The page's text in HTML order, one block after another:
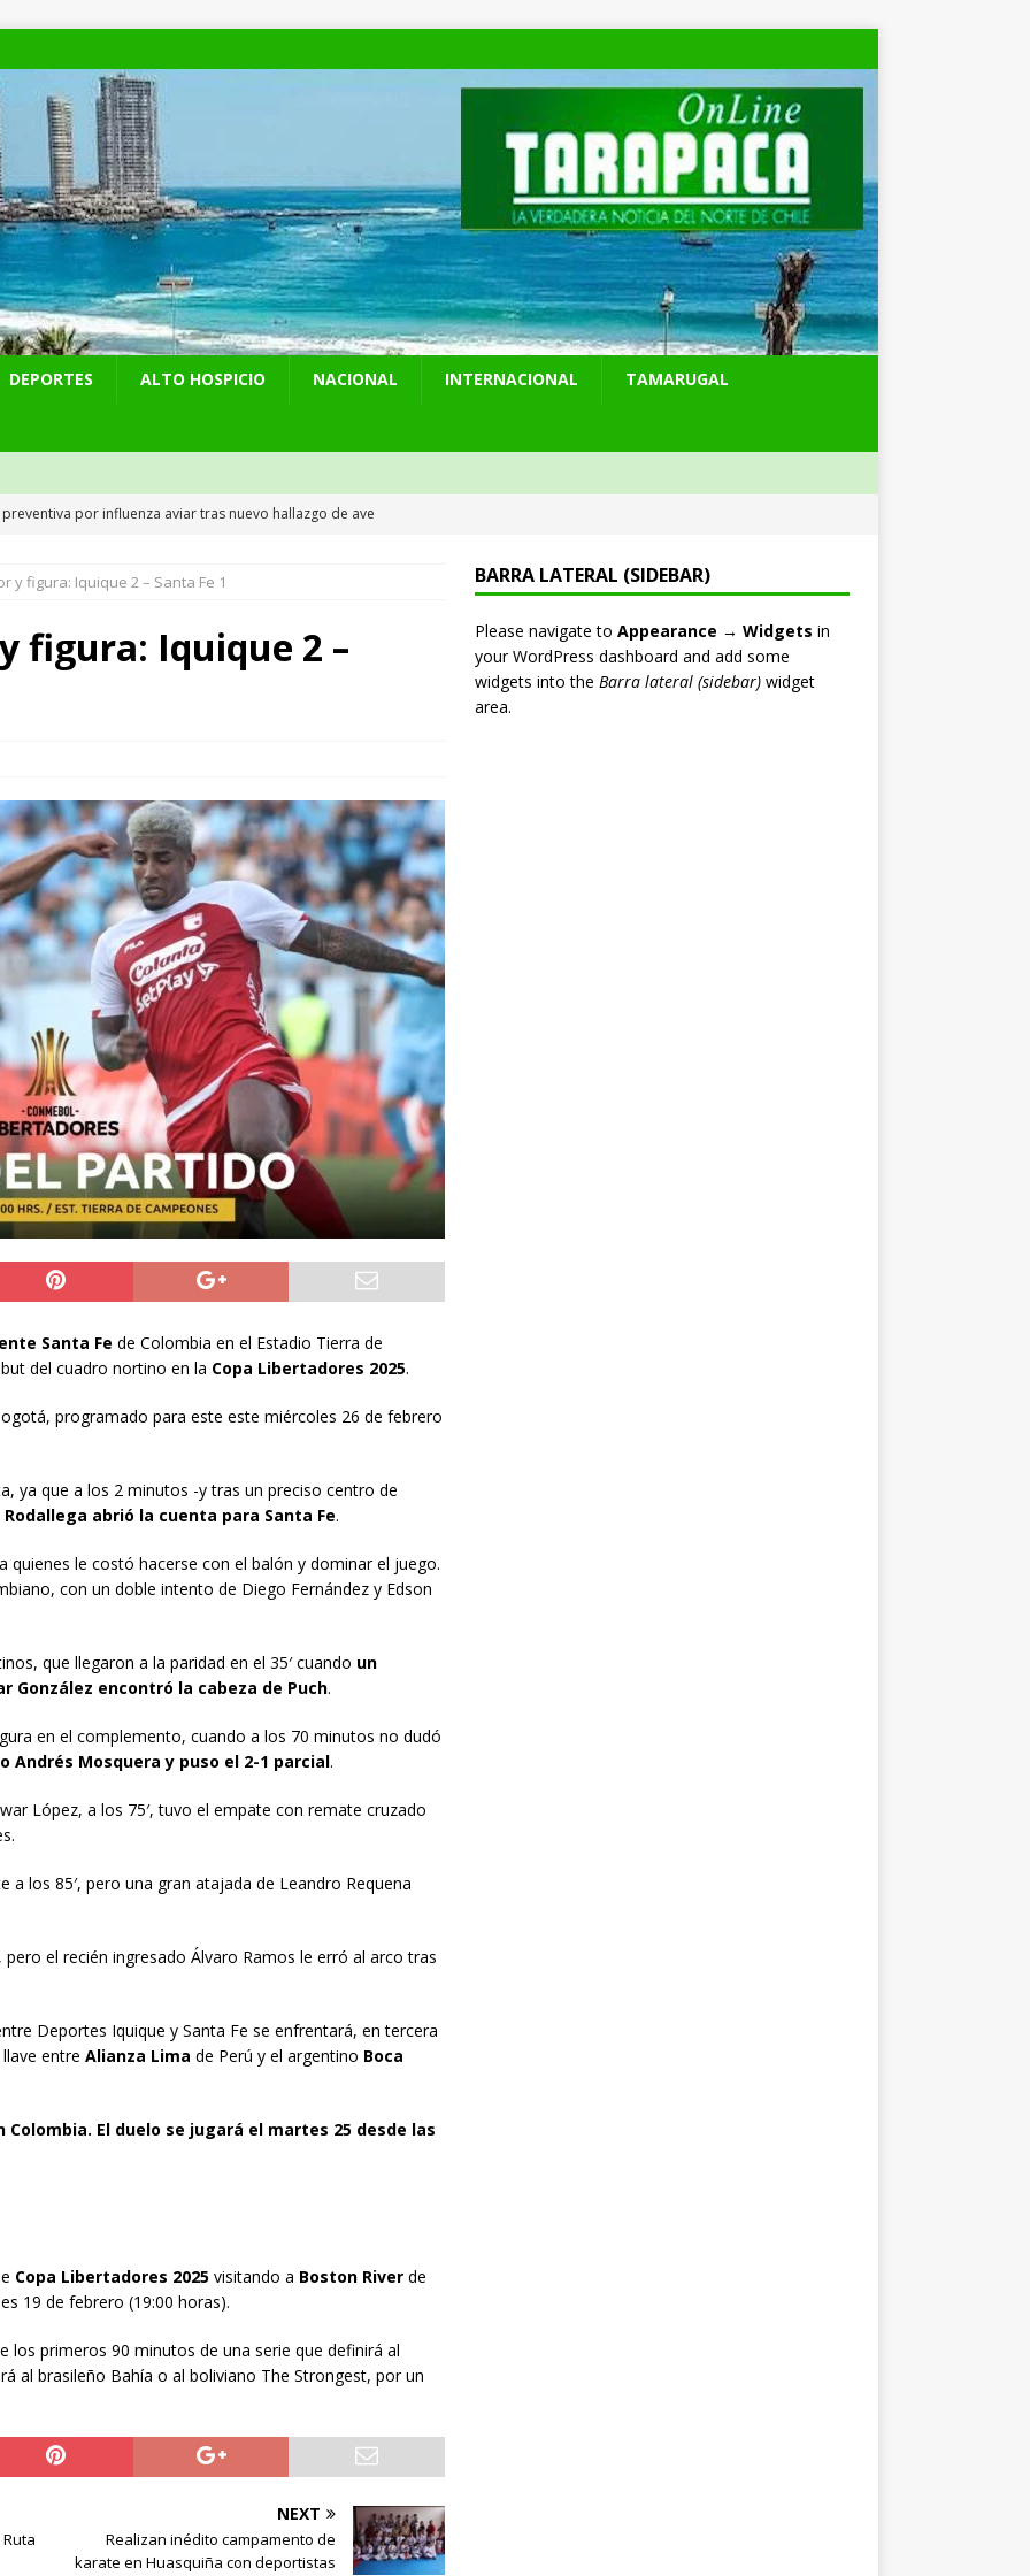
DEPORTES ALTO HOSPICIO NACIONAL INTERNACIONAL TAMARUGAL
por influenza aviar tras nuevo hallazgo de ave
detiene a pareja por microtráfico en el centro de Iquique
millonarios en el Gobierno: 46 funcionarios de
becados se les pago los estudios en el extranjero y nunca
del Gobierno que busca facilitar el ingreso a Carabineros
NACIONAL
sanción diplomática: Brasil no repondrá a su embajador y
por los insultos de Milei a Lula
INTERNACIONAL
Álvaro Jofre alerta por el futuro del Casino Municipal de
Municipal aprueba proyecto para mejorar el alumbrado
ALTO HOSPICIO
León XIV viajará a Uruguay, Argentina y Perú del 6 al 17 de
y figura: Iquique 2 – Santa Fe 1
figura: Iquique 2 –
Santa Fe de Colombia en el Estadio Tierra de
del cuadro nortino en la Copa Libertadores 2025.
programado para este este miércoles 26 de febrero
ya que a los 2 minutos -y tras un preciso centro de
Rodallega abrió la cuenta para Santa Fe.
quienes le costó hacerse con el balón y dominar el juego.
con un doble intento de Diego Fernández y Edson
que llegaron a la paridad en el 35′ cuando un
González encontró la cabeza de Puch.
en el complemento, cuando a los 70 minutos no dudó
Mosquera y puso el 2-1 parcial.
López, a los 75′, tuvo el empate con remate cruzado
los 85′, pero una gran atajada de Leandro Requena
el recién ingresado Álvaro Ramos le erró al arco tras
Deportes Iquique y Santa Fe se enfrentará, en tercera
entre Alianza Lima de Perú y el argentino Boca
El duelo se jugará el martes 25 desde las
Copa Libertadores 2025 visitando a Boston River de
19 de febrero (19:00 horas).
los primeros 90 minutos de una serie que definirá al
al brasileño Bahía o al boliviano The Strongest, por un
NEXT
Realizan inédito campamento de
karate en Huasquiña con deportistas
BARRA LATERAL (SIDEBAR)
Please navigate to Appearance → Widgets in
your WordPress dashboard and add some
widgets into the Barra lateral (sidebar)widget
area.